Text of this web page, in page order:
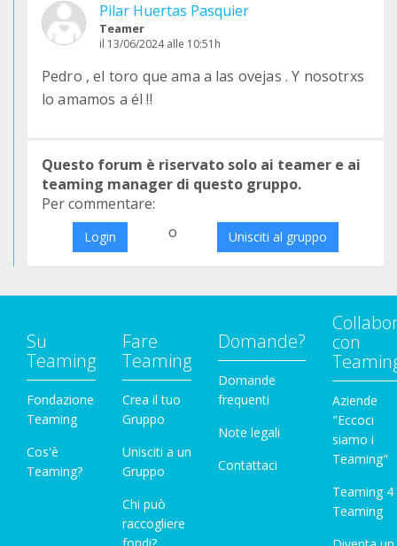
Pilar Huertas Pasquier
Teamer
il 13/06/2024 alle 10:51h
Pedro , el toro que ama a las ovejas . Y nosotrxs
lo amamos a él !!
Questo forum è riservato solo ai teamer e ai
teaming manager di questo gruppo.
Per commentare:
Login o Unisciti al gruppo
Su
Teaming
Fondazione
Teaming
Cos'è
Teaming?
Fare
Teaming
Crea il tuo
Gruppo
Unisciti a un
Gruppo
Chi può
raccogliere
Domande?
Domande
frequenti
Note legali
Contattaci
con
Aziende
"Eccoci
siamo i
Teaming"
Teaming 4
Teaming